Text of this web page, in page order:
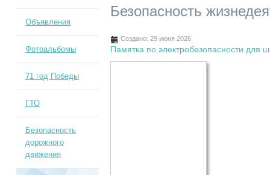
Безопасность
Создано: 29 июня 2026
Памятка по электробезопасности для
Объявления
Фотоальбомы
71 год Победы
ГТО
Безопасность
дорожного
движения